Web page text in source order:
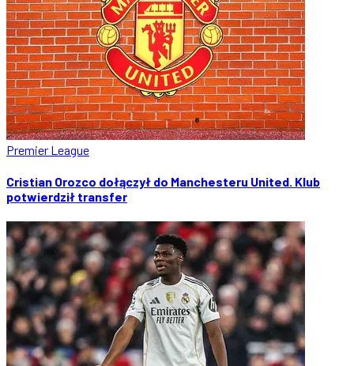
Premier League
Cristian Orozco dołączył do Manchesteru United. Klub
potwierdził transfer